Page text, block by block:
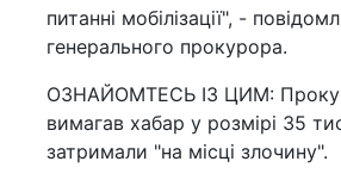
питанні мобілізації", -
генерального прокурора.
ОЗНАЙОМТЕСЬ ІЗ ЦИМ:
вимагав хабар у розмірі 35
затримали "на місці злочину".